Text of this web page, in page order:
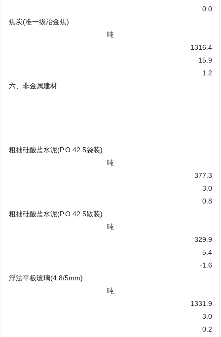
0.0
焦炭(准一级冶金焦)
吨
1316.4
15.9
1.2
六、非金属建材
粗拙硅酸盐水泥(P.O 42.5袋装)
吨
377.3
3.0
0.8
粗拙硅酸盐水泥(P.O 42.5散装)
吨
329.9
-5.4
-1.6
浮法平板玻璃(4.8/5mm)
吨
1331.9
3.0
0.2